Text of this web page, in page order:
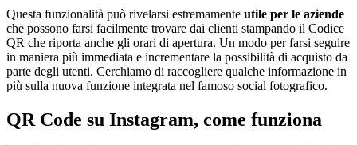
Questa funzionalità può rivelarsi estremamente utile per le aziende
che possono farsi facilmente trovare dai clienti stampando il Codice
QR che riporta anche gli orari di apertura. Un modo per farsi seguire
in maniera più immediata e incrementare la possibilità di acquisto da
parte degli utenti. Cerchiamo di raccogliere qualche informazione in
più sulla nuova funzione integrata nel famoso social fotografico.
QR Code su Instagram, come funziona